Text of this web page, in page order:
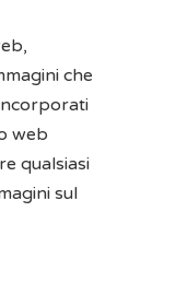
che
web
qualsiasi
sul